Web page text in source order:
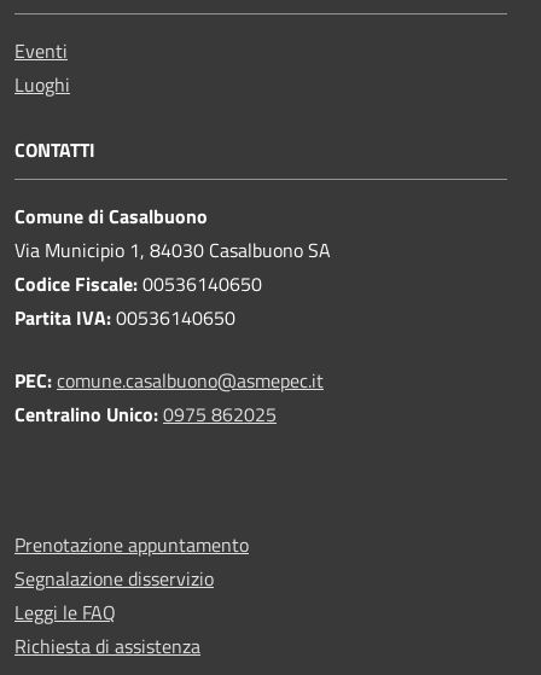
Eventi
Luoghi
CONTATTI
Comune di Casalbuono
Via Municipio 1, 84030 Casalbuono SA
Codice Fiscale:00536140650
Partita IVA:00536140650
PEC:comune.casalbuono@asmepec.it
Centralino Unico:0975 862025
Prenotazione appuntamento
Segnalazione disservizio
Leggi le FAQ
Richiesta di assistenza